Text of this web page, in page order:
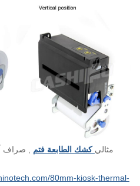
KP-347 مثالي كشك الطابعة فتم , صراف
80mm-kiosk-thermal-